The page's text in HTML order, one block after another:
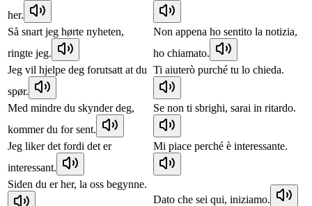
her.
Så snart jeg hørte nyheten,
ringte jeg.
Non appena ho sentito la notizia,
ho chiamato.
Jeg vil hjelpe deg forutsatt at du
spør.
Ti aiuterò purché tu lo chieda.
Med mindre du skynder deg,
kommer du for sent.
Se non ti sbrighi, sarai in ritardo.
Jeg liker det fordi det er
interessant.
Mi piace perché è interessante.
Siden du er her, la oss begynne.
Dato che sei qui, iniziamo.